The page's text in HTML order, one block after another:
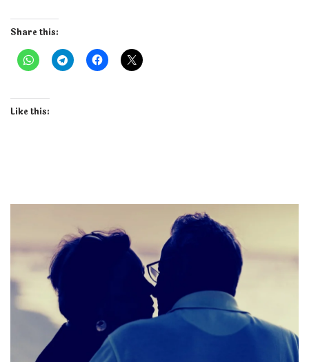
Share this:
Like this: